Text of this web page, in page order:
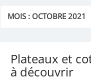
MOIS : OCTOBRE 2021
Plateaux et
à découvrir